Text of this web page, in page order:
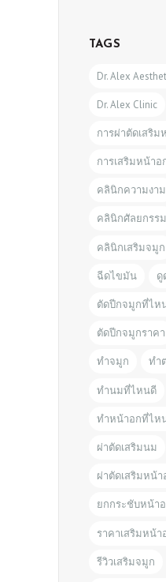
TAGS
Dr. Alex
Dr. Alex Clinic
การผ่าตัดเสริม
การเสริมหน้าอ
คลินิกความงาม
คลินิกศัลยกรรม
คลินิกเสริมจมูก
ฉีดไขมัน ดู
ตัดปีกจมูกที่ไห
ตัดปีกจมูกราคา
ทำจมูก ทำ
ทำนมที่ไหนดี
ทำหน้าอกที่ไห
ผ่าตัดเสริมนม
ผ่าตัดเสริมหน้า
ยกกระชับหน้า
ราคาเสริมหน้า
รีวิวเสริมจมูก